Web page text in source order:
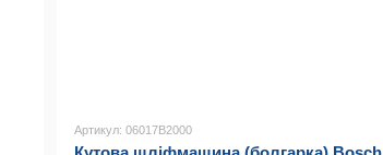
Артикул: 06017B2000